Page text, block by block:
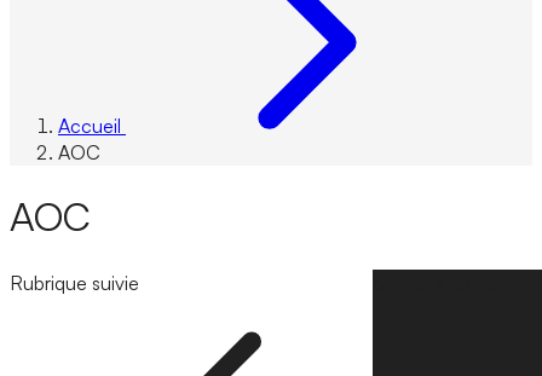
Accueil
AOC
AOC
Rubrique suivie